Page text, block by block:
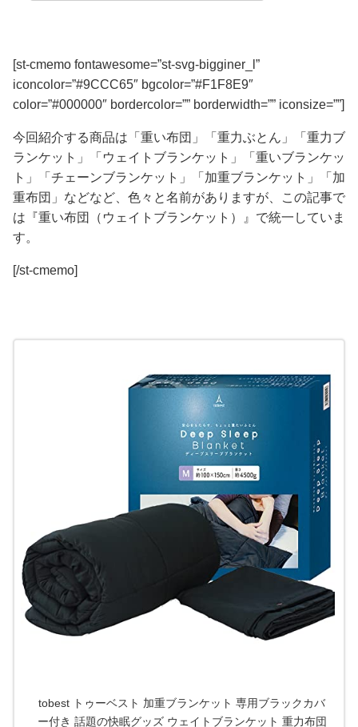
[st-cmemo fontawesome=”st-svg-bigginer_l”
iconcolor=”#9CCC65″ bgcolor=”#F1F8E9″
color=”#000000″ bordercolor=”” borderwidth=”” iconsize=””]
今回紹介する商品は「重い布団」「重力ぶとん」「重力ブ
ランケット」「ウェイトブランケット」「重いブランケッ
ト」「チェーンブランケット」「加重ブランケット」「加
重布団」などなど、色々と名前がありますが、この記事で
は 『重い布団（ウェイトブランケット）』 で統一していま
す。
[/st-cmemo]
tobest トゥーベスト 加重ブランケット 専用ブラックカバ
ー付き 話題の快眠グッズ ウェイトブランケット 重力布団